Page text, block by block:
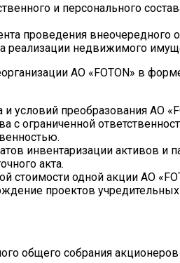
и персонального
проведения внеочередного
реализации недвижимого
АО «FOTON» в
условий преобразования АО
с ограниченной
инвентаризации активов и
акта.
стоимости одной акции АО
проектов
общего собрания